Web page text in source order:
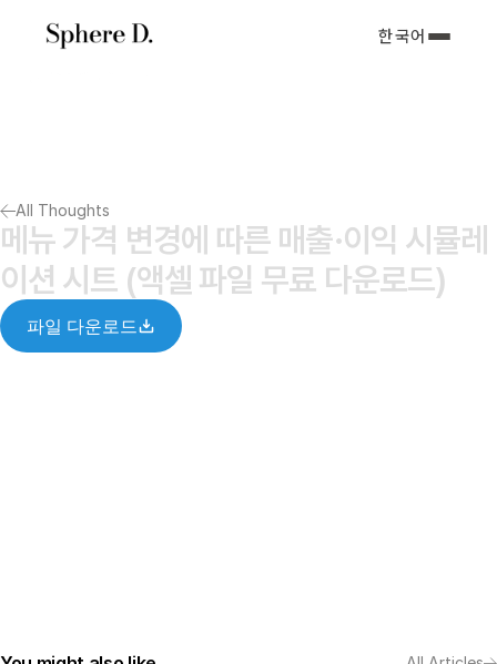
한국어
Notify me
All Thoughts
메뉴 가격 변경에 따른 매출·이익 시뮬레
이션 시트 (액셀 파일 무료 다운로드)
파일 다운로드